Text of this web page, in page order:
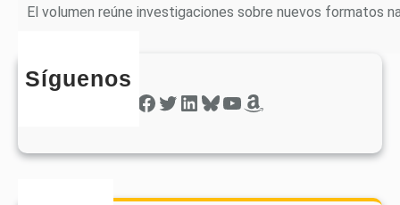
El volumen reúne investigaciones sobre nuevos formatos
Síguenos
Facebook Twitter LinkedIn Bluesky YouTube Amazon